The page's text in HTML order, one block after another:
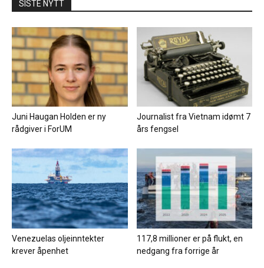
SISTE NYTT
Juni Haugan Holden er ny
rådgiver i ForUM
Journalist fra Vietnam idømt 7
års fengsel
Venezuelas oljeinntekter
krever åpenhet
117,8 millioner er på flukt, en
nedgang fra forrige år